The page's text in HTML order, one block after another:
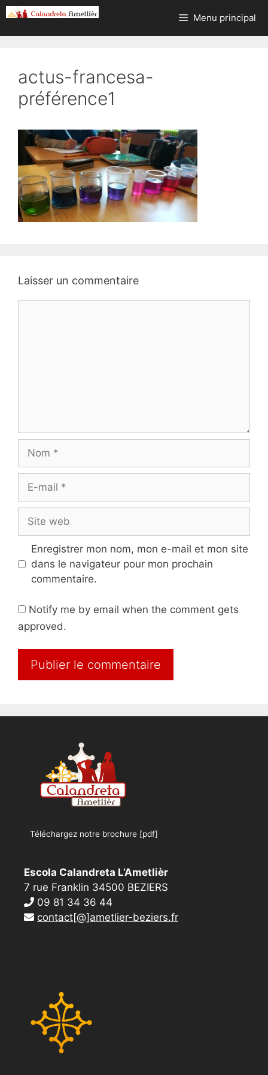
Aller
au
contenu
Menu principal
actus-francesa-
préférence1
Laisser un commentaire
Nom
Site
web
Enregistrer mon nom, mon e-mail et mon site
dans le navigateur pour mon prochain
commentaire.
Notify me by email when the comment gets
approved.
Téléchargez notre brochure [pdf]
Escola Calandreta L’Ametlièr
7 rue Franklin 34500 BEZIERS
09 81 34 36 44
contact[@]ametlier-beziers.fr